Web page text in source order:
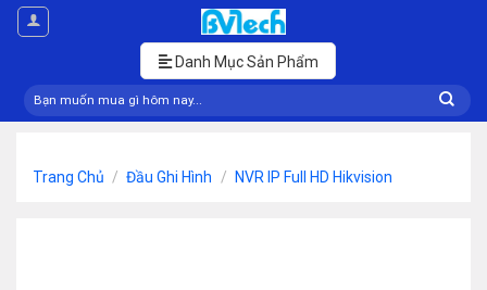
Skip
Danh Mục Sản Phẩm
Tìm
kiếm:
Trang Chủ / Đầu Ghi Hình / NVR IP Full HD Hikvision